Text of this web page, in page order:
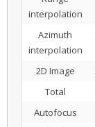
interpolation
Azimuth
interpolation
2D Image
Total
Autofocus